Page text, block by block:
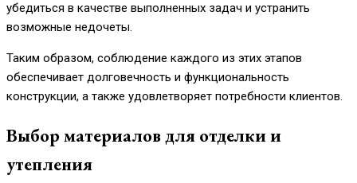
убедиться в качестве выполненных задач и устранить
возможные недочеты.
Таким образом, соблюдение каждого из этих этапов
обеспечивает долговечность и функциональность
конструкции, а также удовлетворяет потребности клиентов.
Выбор материалов для отделки и
утепления